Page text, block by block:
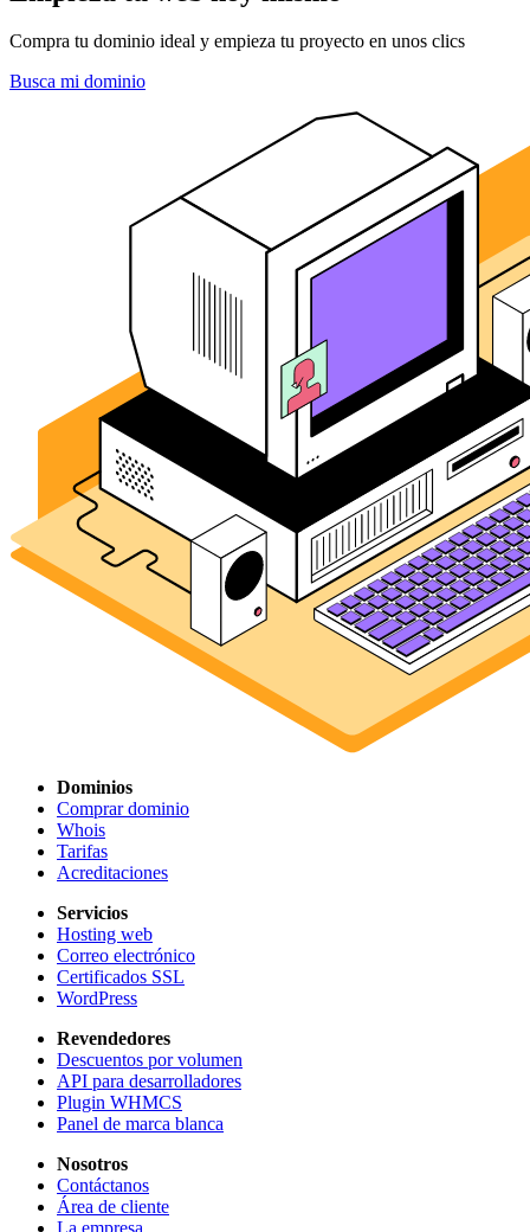
Compra tu dominio ideal y empieza tu proyecto en unos clics
Busca mi dominio
Dominios
Comprar dominio
Whois
Tarifas
Acreditaciones
Servicios
Hosting web
Correo electrónico
Certificados SSL
WordPress
Revendedores
Descuentos por volumen
API para desarrolladores
Plugin WHMCS
Panel de marca blanca
Nosotros
Contáctanos
Área de cliente